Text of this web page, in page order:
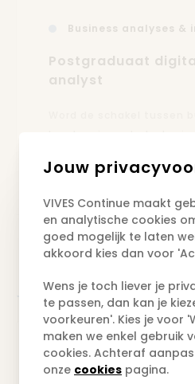
Business analyses &
Postgraduaat
analyst
leer hoe je met
kan vernieuwen.
Brugge
Startdatum 26.09.2026
Business analyses &
Jouw
VIVES Continue maakt
en analytische cookies
goed mogelijk te laten
akkoord kies dan voor
Wens je toch liever je
te passen, dan kan je
voorkeuren'. Kies je voor
maken we enkel gebruik
cookies. Achteraf
onze cookies pagina.